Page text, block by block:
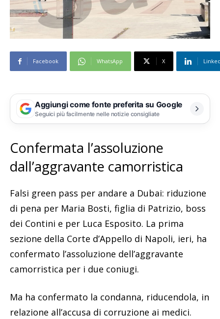
Facebook WhatsApp X
Aggiungi come fonte preferita su Google
Seguici più facilmente nelle notizie consigliate
Confermata l’assoluzione
dall’aggravante camorristica
Falsi green pass per andare a Dubai: riduzione
di pena per Maria Bosti, figlia di Patrizio, boss
dei Contini e per Luca Esposito. La prima
sezione della Corte d’Appello di Napoli, ieri, ha
confermato l’assoluzione dell’aggravante
camorristica per i due coniugi.
Ma ha confermato la condanna, riducendola, in
relazione all’accusa di corruzione ai medici.